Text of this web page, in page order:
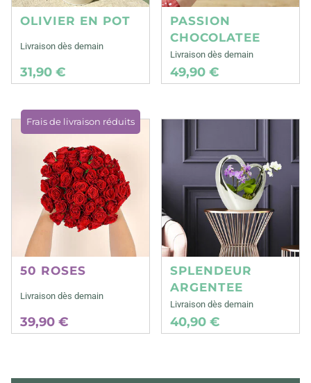
OLIVIER EN POT
Livraison dès demain
31,90 €
PASSION
CHOCOLATEE
Livraison dès demain
49,90 €
Frais de livraison réduits
50 ROSES
Livraison dès demain
39,90 €
SPLENDEUR
ARGENTEE
Livraison dès demain
40,90 €